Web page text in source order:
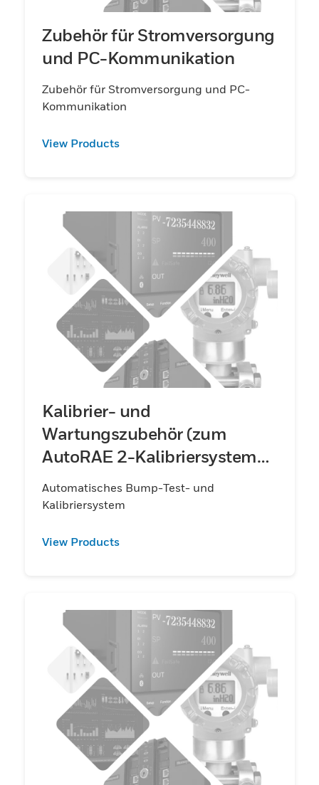
Zubehör für Stromversorgung
und PC-Kommunikation
Zubehör für Stromversorgung und PC-
Kommunikation
View Products
Kalibrier- und
Wartungszubehör (zum
AutoRAE 2-Kalibriersystem
siehe Seite 68)
Automatisches Bump-Test- und
Kalibriersystem
View Products